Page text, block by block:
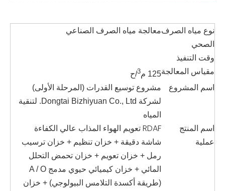
نوع مياه الصرف
الصحي
معالجة مياه الصرف الصناعي
وقت التنفيذ
مقياس المعالجة125 م 3/ح
اسم المشروع
مشروع توسيع القدرات (المرحلة الأولى)
لشركة Dongtai Bizhiyuan Co., Ltd. لتنقية
المياه
اسم المنتج RDAF تعويم الهواء المذاب عالي الكفاءة
عملية
شاشة دقيقة + خزان تنظيم + خزان ترسيب
رمل + خزان تعويم + خزان تحمض التحلل
المائي + خزان كيميائي حيوي مدمج A / O
(طريقة أكسدة التلامس البيولوجي) + خزان